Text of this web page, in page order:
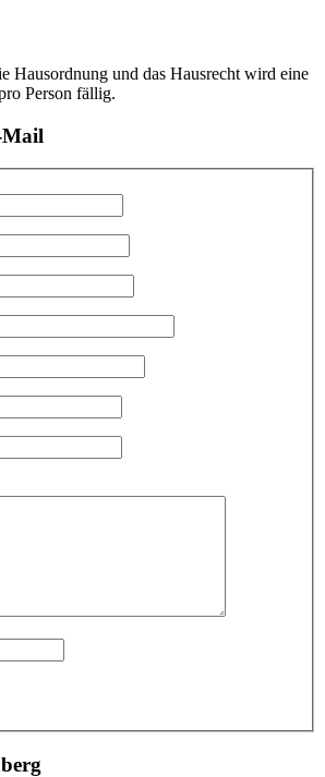
Hausordnung und das Hausrecht wird eine
Person fällig.
Mail